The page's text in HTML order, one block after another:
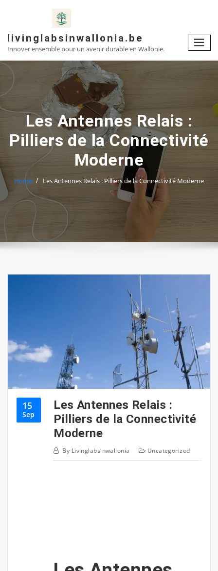
livinglabsinwallonia.be
Innover ensemble pour un avenir durable en Wallonie.
Les Antennes Relais :
Pilliers de la Connectivité
Moderne
Home Les Antennes Relais : Pilliers de la Connectivité Moderne
15
Sep
Les Antennes Relais :
Pilliers de la Connectivité
Moderne
By Livinglabsinwallonia Uncategorized